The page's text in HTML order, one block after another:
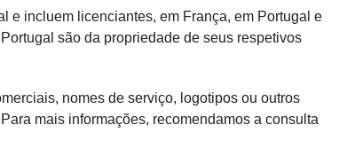
e incluem licenciantes, em França, em Portugal e
são da propriedade de seus respetivos
nomes de serviço, logotipos ou outros
mais informações, recomendamos a consulta